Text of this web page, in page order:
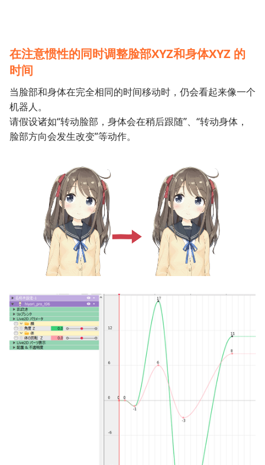
在注意惯性的同时调整脸部XYZ和身体XYZ 的
时间
当脸部和身体在完全相同的时间移动时，仍会看起来像一个
机器人。
请假设诸如“转动脸部，身体会在稍后跟随”、“转动身体，
脸部方向会发生改变”等动作。